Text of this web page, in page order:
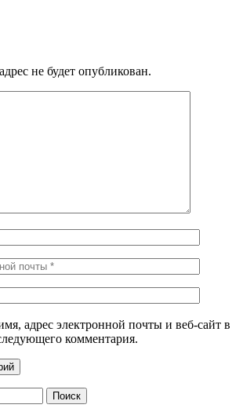
не будет опубликован.
адрес электронной почты и веб-сайт в
комментария.